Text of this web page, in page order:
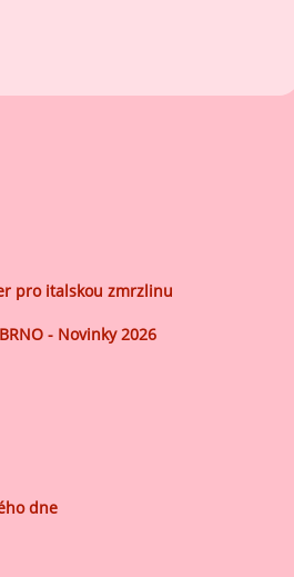
pro italskou zmrzlinu
- Novinky 2026
dne